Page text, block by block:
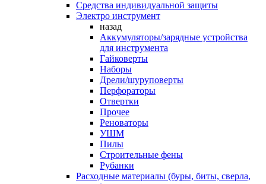
Средства индивидуальной защиты
Электро инструмент
назад
Аккумуляторы/зарядные устройства
для инструмента
Гайковерты
Наборы
Дрели/шуруповерты
Перфораторы
Отвертки
Прочее
Реноваторы
УШМ
Пилы
Строительные фены
Рубанки
Расходные материалы (буры, биты, сверла,